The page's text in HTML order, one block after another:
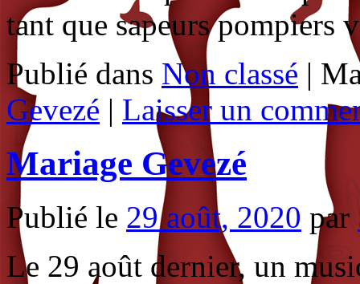
tant que sapeurs pompiers
Publié dans Non classé |
Gevezé | Laisser un
Mariage Gevezé
Publié le 29 août, 2020 par
Le 29 août dernier, un